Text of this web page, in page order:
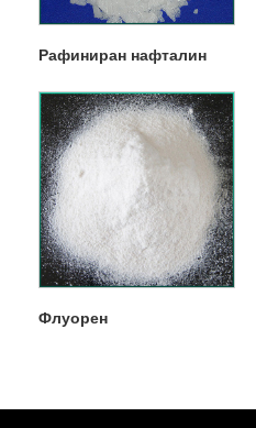
Рафиниран нафталин
Флуорен